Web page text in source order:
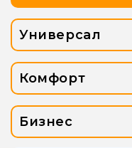
Универсал
Комфорт
Бизнес